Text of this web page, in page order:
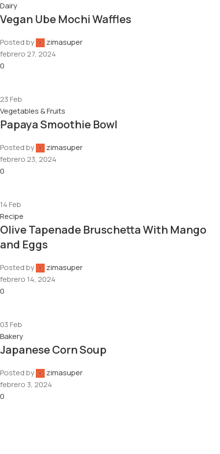
Dairy
Vegan Ube Mochi Waffles
Posted by
zimasuper
febrero 27, 2024
0
23Feb
Vegetables & Fruits
Papaya Smoothie Bowl
Posted by
zimasuper
febrero 23, 2024
0
14Feb
Recipe
Olive Tapenade Bruschetta With Mango
and Eggs
Posted by
zimasuper
febrero 14, 2024
0
03Feb
Bakery
Japanese Corn Soup
Posted by
zimasuper
febrero 3, 2024
0